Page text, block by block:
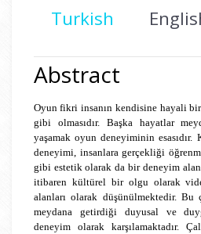
Turkish
Abstract
Oyun fikri insanın kendisine hayali bir
gibi olmasıdır. Başka hayatlar
yaşamak oyun deneyiminin
deneyimi, insanlara gerçekliği
gibi estetik olarak da bir deneyim
itibaren kültürel bir olgu olarak
alanları olarak düşünülmektedir. Bu
meydana getirdiği duyusal ve
deneyim olarak karşılamaktadır.